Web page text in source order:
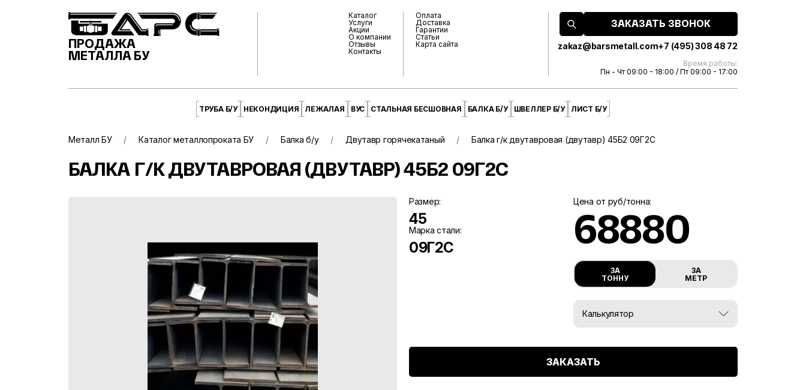
ПРОДАЖА
МЕТАЛЛА БУ
Каталог
Услуги
Акции
О компании
Отзывы
Контакты
Оплата
Доставка
Гарантии
Статьи
Карта сайта
ЗАКАЗАТЬ ЗВОНОК
zakaz@barsmetall.com+7 (495) 308 48 72
Время работы:
Пн - Чт 09:00 - 18:00 / Пт 09:00 - 17:00
ТРУБА Б/У НЕКОНДИЦИЯ ЛЕЖАЛАЯ ВУС СТАЛЬНАЯ БЕСШОВНАЯ БАЛКА Б/У ШВЕЛЛЕР Б/У ЛИСТ Б/У
Металл БУ Каталог металлопроката БУ Балка б/у Двутавр горячекатаный Балка г/к двутавровая (двутавр) 45Б2 09Г2С
БАЛКА Г/К ДВУТАВРОВАЯ (ДВУТАВР) 45Б2 09Г2С
Размер:
45
Марка стали:
09Г2С
Цена от руб/тонна:
68880
ЗА
ТОННУ
ЗА
МЕТР
Калькулятор
0
ЗАКАЗАТЬ